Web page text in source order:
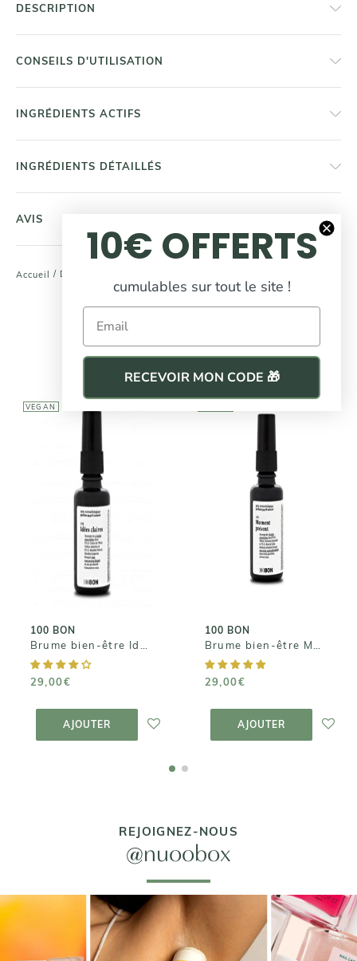
Accueil / Détox Foie | Purifie L'organisme
DESCRIPTION
CONSEILS D'UTILISATION
INGRÉDIENTS ACTIFS
INGRÉDIENTS DÉTAILLÉS
AVIS
COMPLÉTEZ
votre routine beauté
VEGAN
100 BON
29,00€
AJOUTER
100 BON
Brume bien-
être Idées
Claires
29,00€
PANIER
100 BON
29,00€
AJOUTER
100 BON
Brume bien-
être Moment
Présent
29,00€
PANIER
REJOIGNEZ-NOUS
@nuoobox
10€ OFFERTS
cumulables sur tout le site !
Email
RECEVOIR MON CODE 🎁